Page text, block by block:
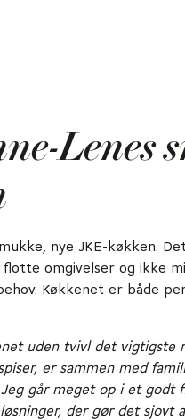
Lenes
nye JKE-køkken.
omgivelser og ikke
Køkkenet er både
uden tvivl det vigtigste
er sammen med
går meget op i et godt
der gør det sjovt